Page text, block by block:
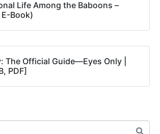
Life Among the Baboons –
E-Book)
The Official Guide―Eyes Only |
PDF]